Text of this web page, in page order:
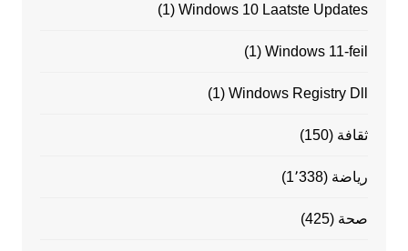
Windows 10 Laatste Updates
(1)
Windows 11-feil
(1)
Windows Registry Dll
(1)
(150)
(1٬338)
(425)